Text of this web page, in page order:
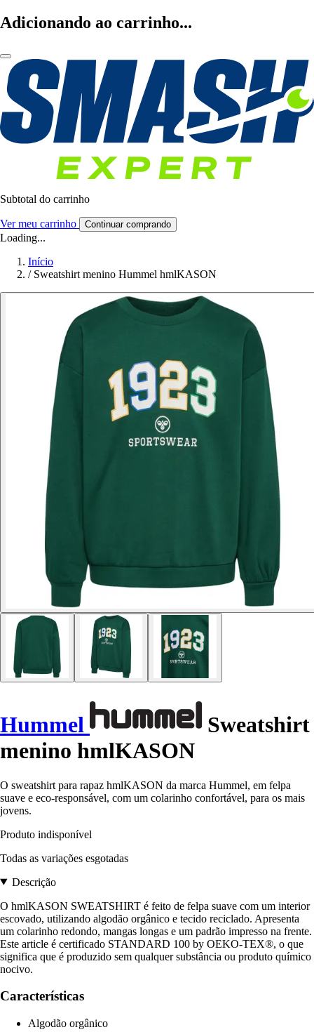
Adicionando ao carrinho...
Subtotal do carrinho
Ver meu carrinho Continuar comprando
Loading...
Início
/ Sweatshirt menino Hummel hmlKASON
Hummel
Sweatshirt
menino hmlKASON
O sweatshirt para rapaz hmlKASON da marca Hummel, em felpa
suave e eco-responsável, com um colarinho confortável, para os mais
jovens.
Produto indisponível
Todas as variações esgotadas
Descrição
O hmlKASON SWEATSHIRT é feito de felpa suave com um interior
escovado, utilizando algodão orgânico e tecido reciclado. Apresenta
um colarinho redondo, mangas longas e um padrão impresso na frente.
Este article é certificado STANDARD 100 by OEKO-TEX®, o que
significa que é produzido sem qualquer substância ou produto químico
nocivo.
Características
Algodão orgânico